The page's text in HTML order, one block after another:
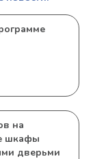
на
шкафы
дверьми